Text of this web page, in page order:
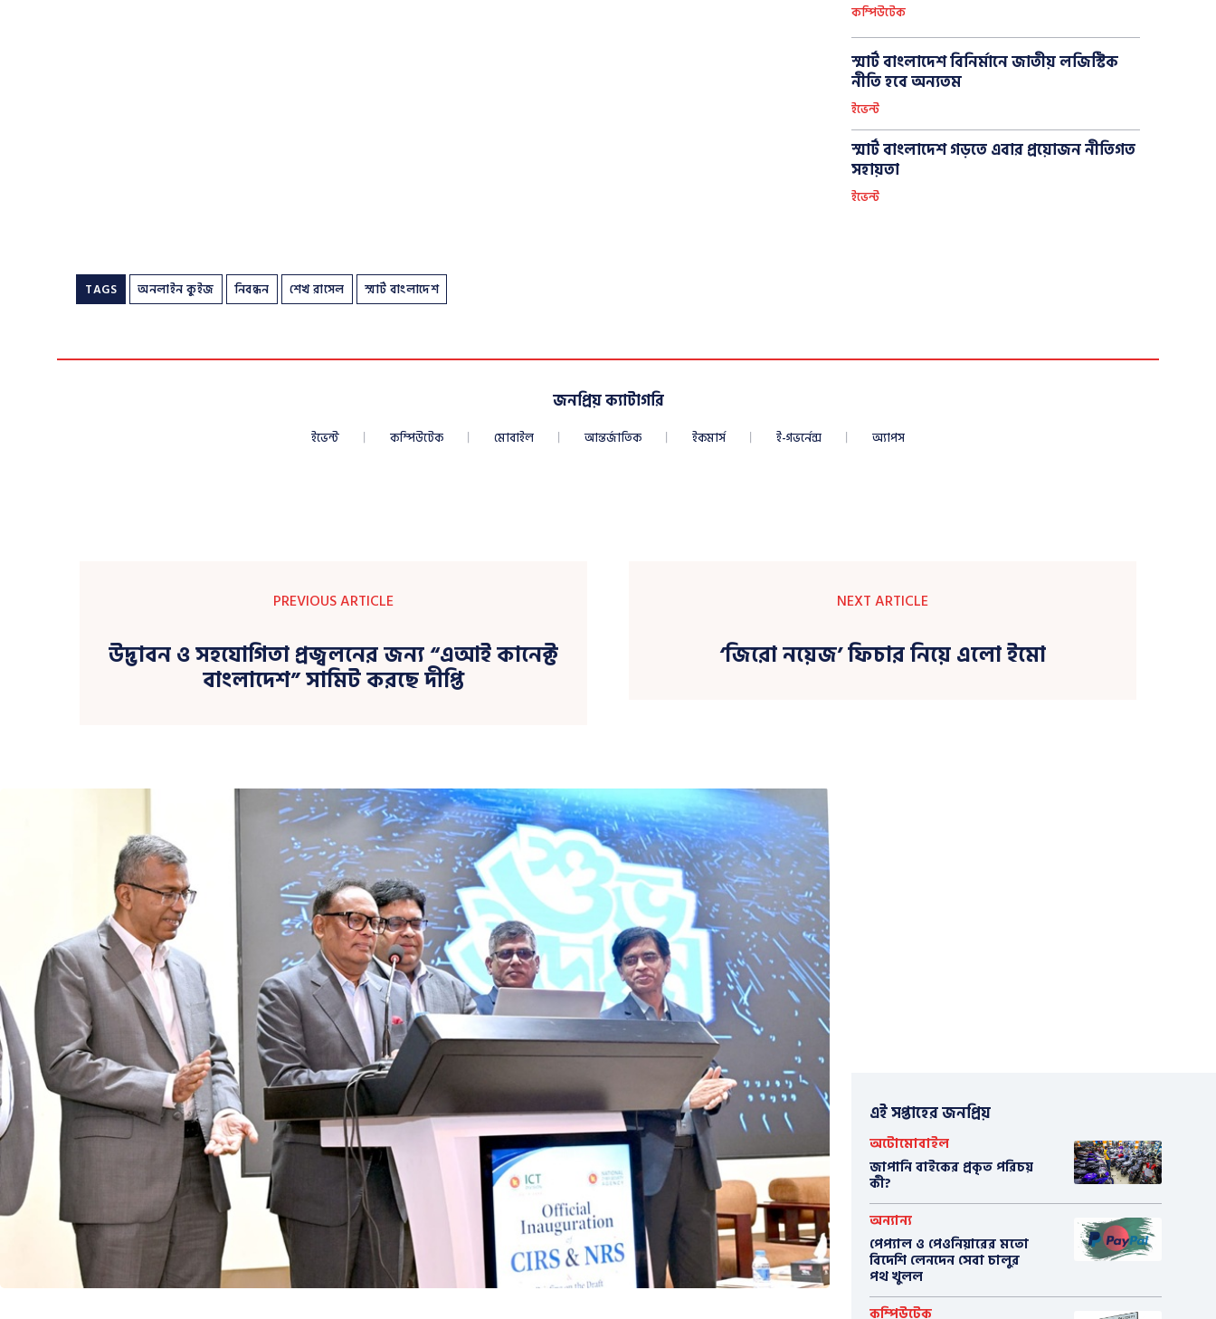
TAGS অনলাইন কুইজ নিবন্ধন শেখ রাসেল স্মার্ট বাংলাদেশ
কম্পিউটেক
স্মার্ট বাংলাদেশ বিনির্মানে জাতীয় লজিস্টিক
নীতি হবে অন্যতম
ইভেন্ট
স্মার্ট বাংলাদেশ গড়তে এবার প্রয়োজন নীতিগত
সহায়তা
ইভেন্ট
জনপ্রিয় ক্যাটাগরি
ইভেন্ট কম্পিউটেক মোবাইল আন্তর্জাতিক ইকমার্স ই-গভর্নেন্স অ্যাপস
PREVIOUS ARTICLE
উদ্ভাবন ও সহযোগিতা প্রজ্বলনের জন্য “এআই কানেক্ট
বাংলাদেশ” সামিট করছে দীপ্তি
NEXT ARTICLE
‘জিরো নয়েজ’ ফিচার নিয়ে এলো ইমো